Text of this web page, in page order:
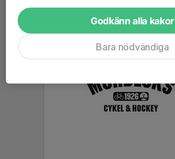
Godkänn alla kakor
Bara nödvändiga